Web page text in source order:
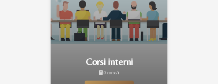
Corsi interni
0 corso/i